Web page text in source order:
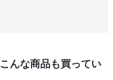
んな商品も買ってい